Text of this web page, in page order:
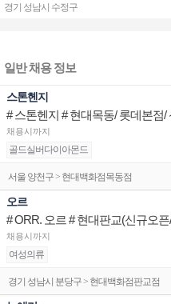
경기 성남시 수정구
일반 채용 정보
스톤헨지
채용시까지
골드실버다이아몬드
서울 양천구 > 현대백화점목동점
오르
채용시까지
여성의류
경기 성남시 분당구 > 현대백화점판교점